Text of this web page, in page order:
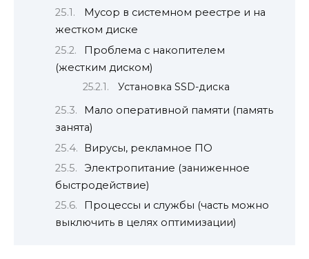
Мусор в системном реестре и на
жестком диске
Проблема с накопителем
(жестким диском)
Установка SSD-диска
Мало оперативной памяти (память
занята)
Вирусы, рекламное ПО
Электропитание (заниженное
быстродействие)
Процессы и службы (часть можно
выключить в целях оптимизации)